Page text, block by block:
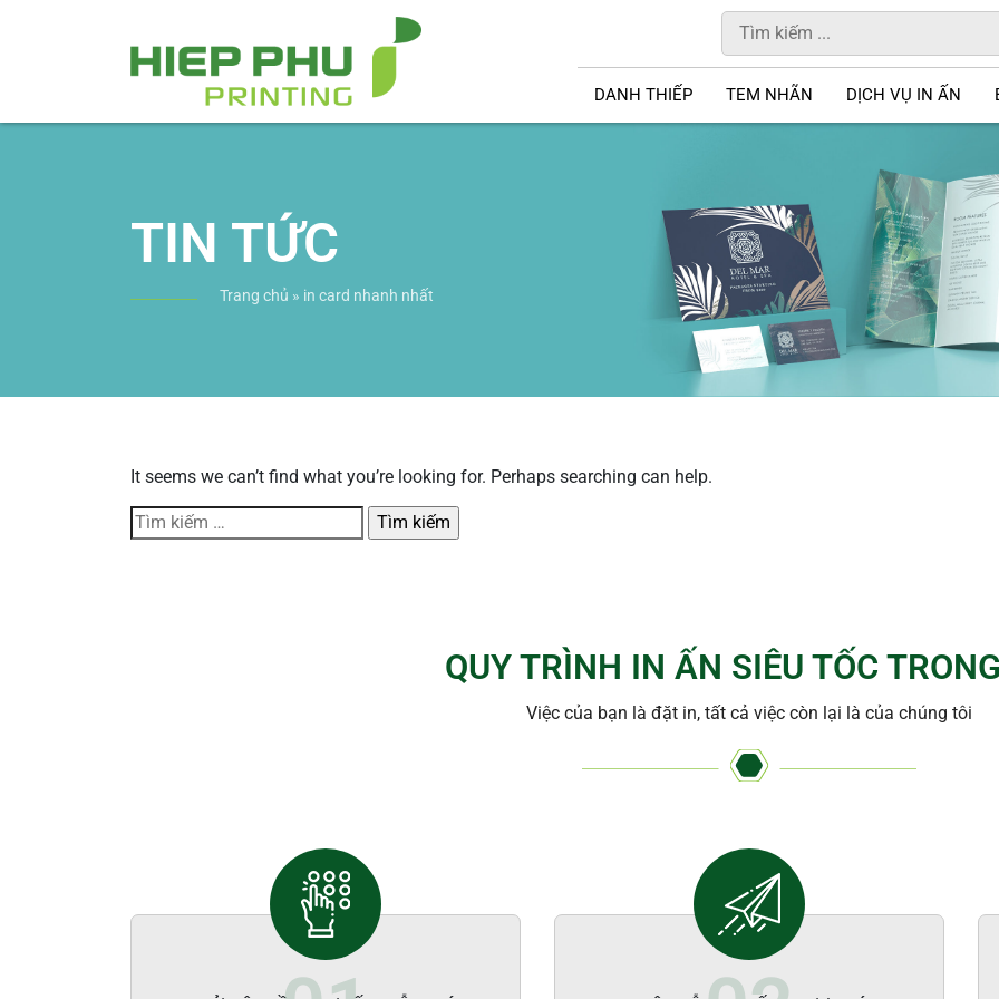
DANH THIẾP TEM NHÃN DỊCH VỤ IN ẤN
TIN TỨC
Trang chủ » in card nhanh nhất
It seems we can’t find what you’re looking for. Perhaps searching can help.
Tìm
kiếm
QUY TRÌNH IN ẤN SIÊU TỐC
Việc của bạn là đặt in, tất cả việc còn lại là của chúng tôi